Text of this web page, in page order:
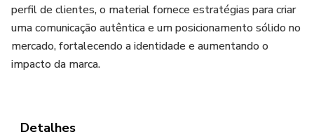
perfil de clientes, o material fornece estratégias para criar
uma comunicação autêntica e um posicionamento sólido no
mercado, fortalecendo a identidade e aumentando o
impacto da marca.
Detalhes